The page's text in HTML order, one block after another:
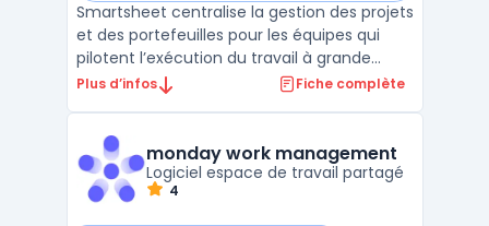
Smartsheet centralise la gestion des projets
et des portefeuilles pour les équipes qui
pilotent l’exécution du travail à grande
échelle. Cette plateforme cloud permet à
la planification et l’automatisation dans un
espa ...
Plus d’infos Fiche complète
monday work management
Logiciel espace de travail partagé
4